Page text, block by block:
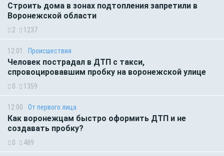
Строить дома в зонах подтопления запретили в
Воронежской области
2 1237
12:01 Происшествия
Человек пострадал в ДТП с такси,
спровоцировавшим пробку на воронежской улице
0 1359
12:00 От первого лица
Как воронежцам быстро оформить ДТП и не
создавать пробку?
0 489